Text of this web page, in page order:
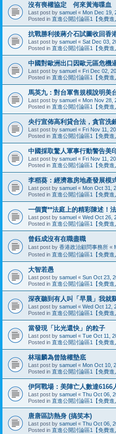
沒有喪權協定 何來黃海喋血
Last post by samuel « Mon Dec 19,
Posted in 直進公開討論區1【免費進
抗戰勝利後蔣介石試圖收回香
Last post by samuel « Sat Dec 03,
Posted in 直進公開討論區1【免費進
中國對歐洲出口因歐元區危機
Last post by samuel « Fri Dec 02,
Posted in 直進公開討論區1【免費進
馬英九：對台軍售規模說明美
Last post by samuel « Mon Nov 28,
Posted in 直進公開討論區1【免費進
央行宣佈高利貸合法，貪官洗
Last post by samuel « Fri Nov 11,
Posted in 直進公開討論區1【免費進
中國採取驚人軍事行動警告美
Last post by samuel « Fri Nov 11,
Posted in 直進公開討論區1【免費進
李稻葵：經濟靠房地產發展模
Last post by samuel « Mon Oct 31,
Posted in 直進公開討論區1【免費進
一個賣**法庭上的精彩陳述！
Last post by samuel « Wed Oct 26,
Posted in 直進公開討論區1【免費進
曾鈺成沒有在職盡職
Last post by 香港政治顧問事務所 «
Posted in 直進公開討論區1【免費進
大智若愚
Last post by samuel « Sun Oct 23,
Posted in 直進公開討論區1【免費進
深夜聽到有人叫「早晨」我就
Last post by samuel « Wed Oct 12,
Posted in 直進公開討論區1【免費進
當發現「比光還快」的粒子
Last post by samuel « Tue Oct 11,
Posted in 直進公開討論區1【免費進
林瑞麟為曾陰權墊底
Last post by samuel « Mon Oct 10,
Posted in 直進公開討論區1【免費進
伊阿戰場：美陣亡人數達6166
Last post by samuel « Thu Oct 06,
Posted in 直進公開討論區1【免費進
唐唐區訪熱身 (搞笑本)
Last post by samuel « Thu Oct 06,
Posted in 直進公開討論區1【免費進